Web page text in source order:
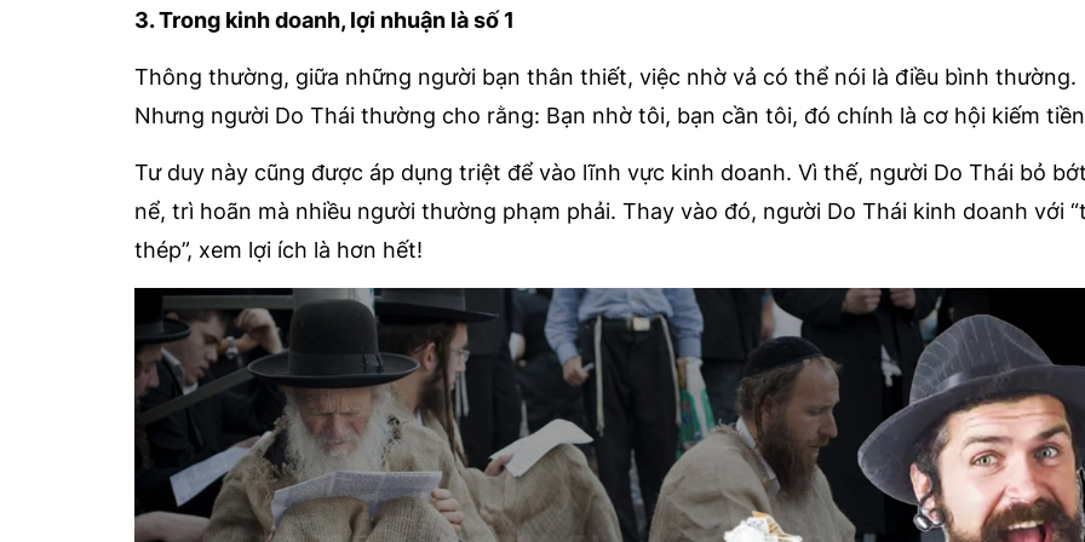
3. Trong kinh doanh, lợi nhuận là số 1
Thông thường, giữa những người bạn thân thiết, việc nhờ vả có thể nói là điều bình thường.
Nhưng người Do Thái thường cho rằng: Bạn nhờ tôi, bạn cần tôi, đó chính là cơ hội kiếm
Tư duy này cũng được áp dụng triệt để vào lĩnh vực kinh doanh. Vì thế, người Do Thái bỏ
nể, trì hoãn mà nhiều người thường phạm phải. Thay vào đó, người Do Thái kinh doanh với
thép”, xem lợi ích là hơn hết!